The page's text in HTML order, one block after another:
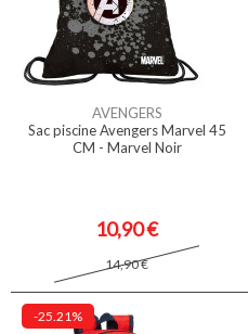
AVENGERS
Sac piscine Avengers Marvel 45
CM - Marvel Noir
10,90 €
14,90 €
-25.21%